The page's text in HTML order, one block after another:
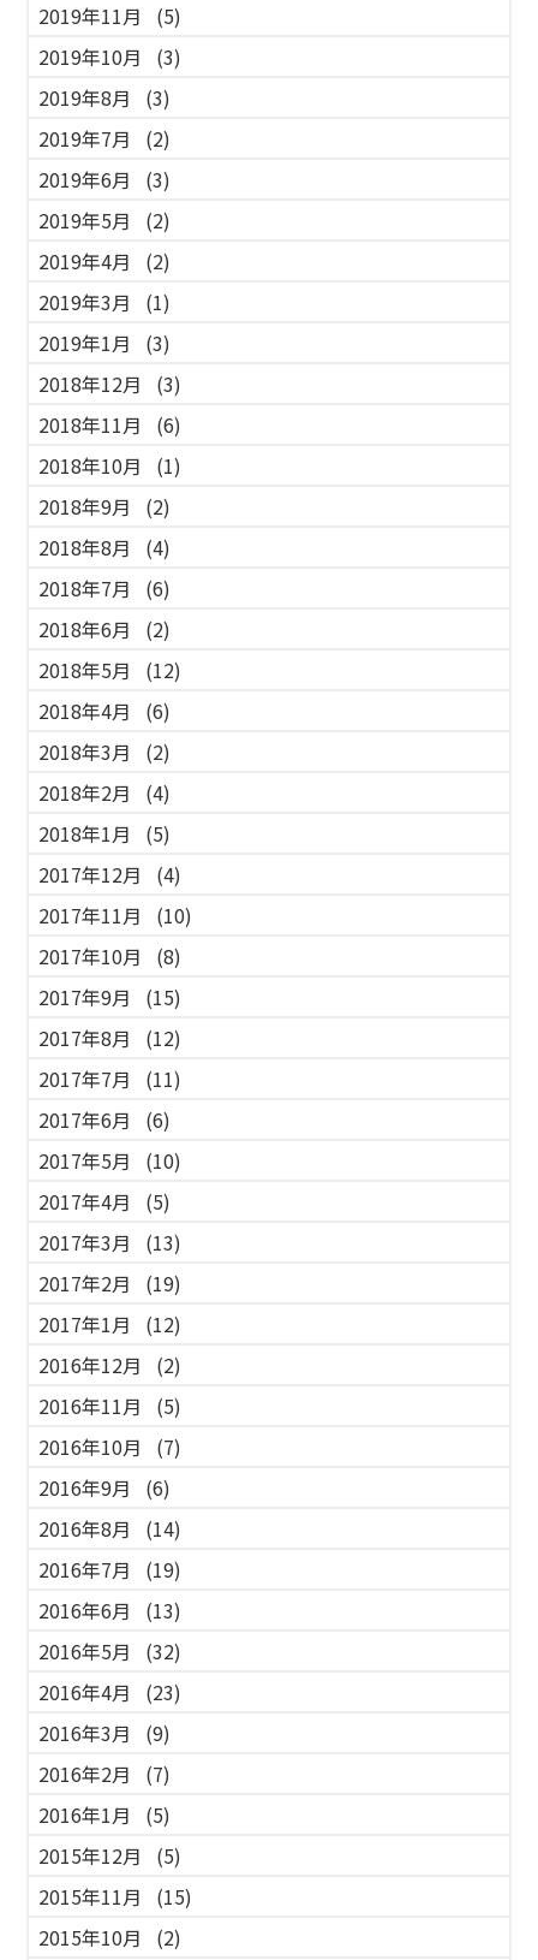
2019年11月
(5)
2019年10月
(3)
2019年8月
(3)
2019年7月
(2)
2019年6月
(3)
2019年5月
(2)
2019年4月
(2)
2019年3月
(1)
2019年1月
(3)
2018年12月
(3)
2018年11月
(6)
2018年10月
(1)
2018年9月
(2)
2018年8月
(4)
2018年7月
(6)
2018年6月
(2)
2018年5月
(12)
2018年4月
(6)
2018年3月
(2)
2018年2月
(4)
2018年1月
(5)
2017年12月
(4)
2017年11月
(10)
2017年10月
(8)
2017年9月
(15)
2017年8月
(12)
2017年7月
(11)
2017年6月
(6)
2017年5月
(10)
2017年4月
(5)
2017年3月
(13)
2017年2月
(19)
2017年1月
(12)
2016年12月
(2)
2016年11月
(5)
2016年10月
(7)
2016年9月
(6)
2016年8月
(14)
2016年7月
(19)
2016年6月
(13)
2016年5月
(32)
2016年4月
(23)
2016年3月
(9)
2016年2月
(7)
2016年1月
(5)
2015年12月
(5)
2015年11月
(15)
2015年10月
(2)